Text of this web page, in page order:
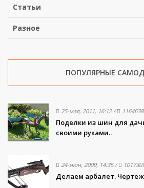
Статьи
Разное
ПОПУЛЯРНЫЕ
25-мая, 2011, 16:12/ 1164638
Поделки из шин для
своими руками..
24-июн, 2009, 14:35/
Делаем арбалет.